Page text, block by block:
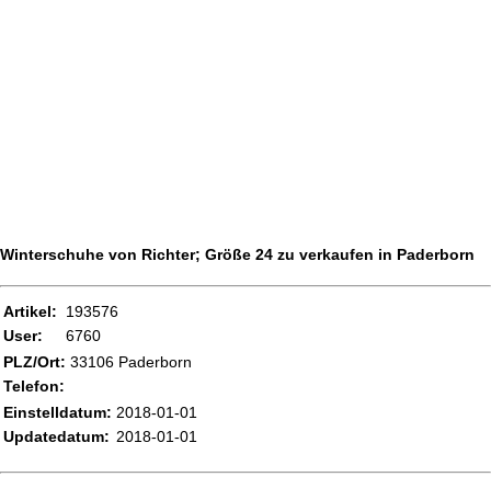
Winterschuhe von Richter; Größe 24 zu verkaufen in Paderborn
Artikel:
193576
User:
6760
PLZ/Ort: 33106 Paderborn
Telefon:
Einstelldatum: 2018-01-01
Updatedatum: 2018-01-01